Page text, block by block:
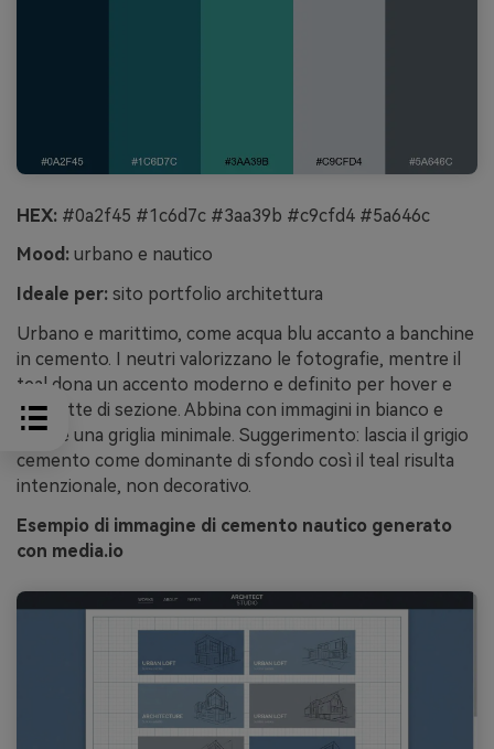
HEX: #0a2f45 #1c6d7c #3aa39b #c9cfd4 #5a646c
Mood: urbano e nautico
Ideale per: sito portfolio architettura
Urbano e marittimo, come acqua blu accanto a banchine
in cemento. I neutri valorizzano le fotografie, mentre il
teal dona un accento moderno e definito per hover e
etichette di sezione. Abbina con immagini in bianco e
nero e una griglia minimale. Suggerimento: lascia il grigio
cemento come dominante di sfondo così il teal risulta
intenzionale, non decorativo.
Esempio di immagine di cemento nautico generato
con media.io